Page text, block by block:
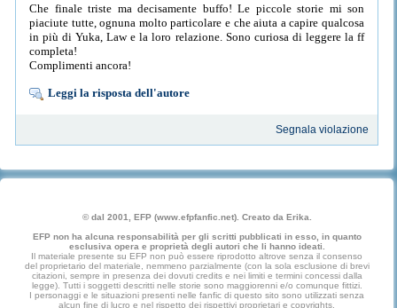
Che finale triste ma decisamente buffo! Le piccole storie mi son
piaciute tutte, ognuna molto particolare e che aiuta a capire qualcosa
in più di Yuka, Law e la loro relazione. Sono curiosa di leggere la ff
completa!
Complimenti ancora!
Leggi la risposta dell'autore
Segnala violazione
© dal 2001, EFP (www.efpfanfic.net). Creato da Erika.
EFP non ha alcuna responsabilità per gli scritti pubblicati in esso, in quanto
esclusiva opera e proprietà degli autori che li hanno ideati.
Il materiale presente su EFP non può essere riprodotto altrove senza il consenso
del proprietario del materiale, nemmeno parzialmente (con la sola esclusione di brevi
citazioni, sempre in presenza dei dovuti credits e nei limiti e termini concessi dalla
legge). Tutti i soggetti descritti nelle storie sono maggiorenni e/o comunque fittizi.
I personaggi e le situazioni presenti nelle fanfic di questo sito sono utilizzati senza
alcun fine di lucro e nel rispetto dei rispettivi proprietari e copyrights.